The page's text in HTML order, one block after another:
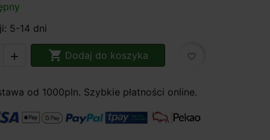
5-14 dni
  Dodaj do koszyka favorite_border
od 1000pln. Szybkie płatności online.